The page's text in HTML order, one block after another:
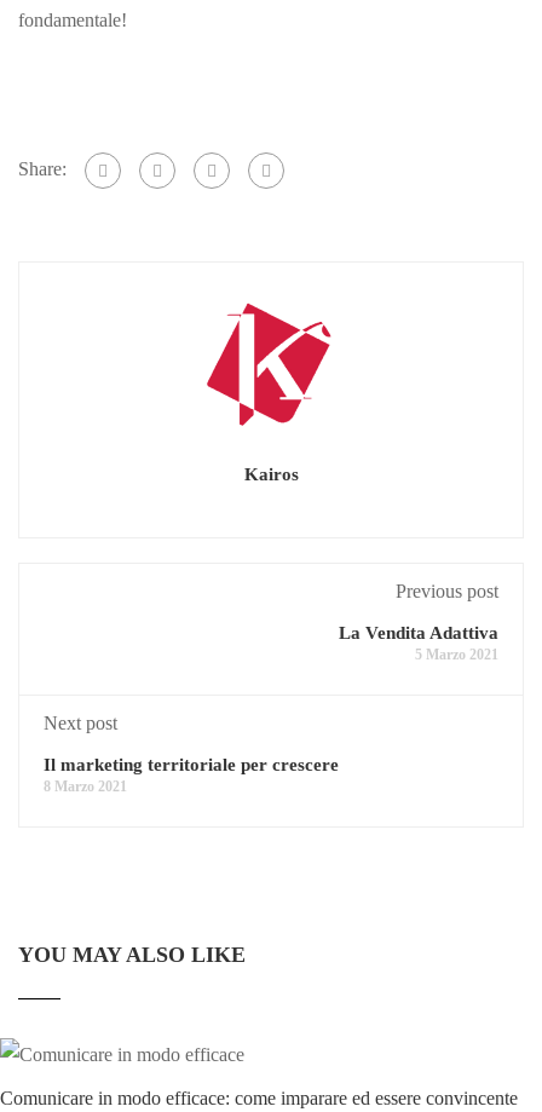
fondamentale!
Share:
Kairos
Previous post
La Vendita Adattiva
5 Marzo 2021
Next post
Il marketing territoriale per crescere
8 Marzo 2021
YOU MAY ALSO LIKE
Comunicare in modo efficace: come imparare ed essere convincente